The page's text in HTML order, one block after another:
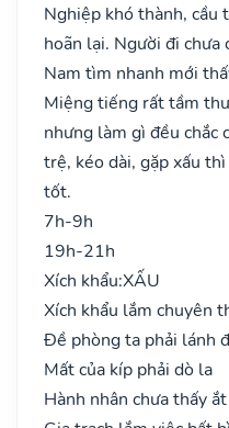
Nghiệp khó thành, cầu
hoãn lại. Người đi chưa
Nam tìm nhanh mới
Miệng tiếng rất tầm
nhưng làm gì đều chắc
trệ, kéo dài, gặp xấu
tốt.
7h-9h
19h-21h
Xích khẩu:XẤU
Xích khẩu lắm chuyên
Đề phòng ta phải lánh
Mất của kíp phải dò la
Hành nhân chưa thấy